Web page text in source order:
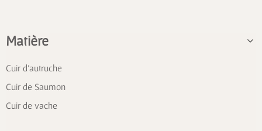
Matière
Cuir d'autruche
Cuir de Saumon
Cuir de vache